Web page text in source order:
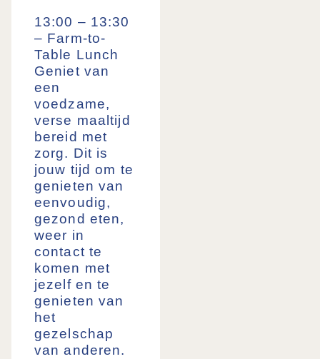
13:00 – 13:30
– Farm-to-
Table Lunch
Geniet van
een
voedzame,
verse maaltijd
bereid met
zorg. Dit is
jouw tijd om te
genieten van
eenvoudig,
gezond eten,
weer in
contact te
komen met
jezelf en te
genieten van
het
gezelschap
van anderen.